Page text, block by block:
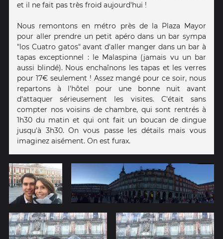
et il ne fait pas très froid aujourd'hui !
Nous remontons en métro près de la Plaza Mayor
pour aller prendre un petit apéro dans un bar sympa
"los Cuatro gatos" avant d'aller manger dans un bar à
tapas exceptionnel : le Malaspina (jamais vu un bar
aussi blindé). Nous enchaînons les tapas et les verres
pour 17€ seulement ! Assez mangé pour ce soir, nous
repartons à l'hôtel pour une bonne nuit avant
d'attaquer sérieusement les visites. C'était sans
compter nos voisins de chambre, qui sont rentrés à
1h30 du matin et qui ont fait un boucan de dingue
jusqu'à 3h30. On vous passe les détails mais vous
imaginez aisément. On est furax.